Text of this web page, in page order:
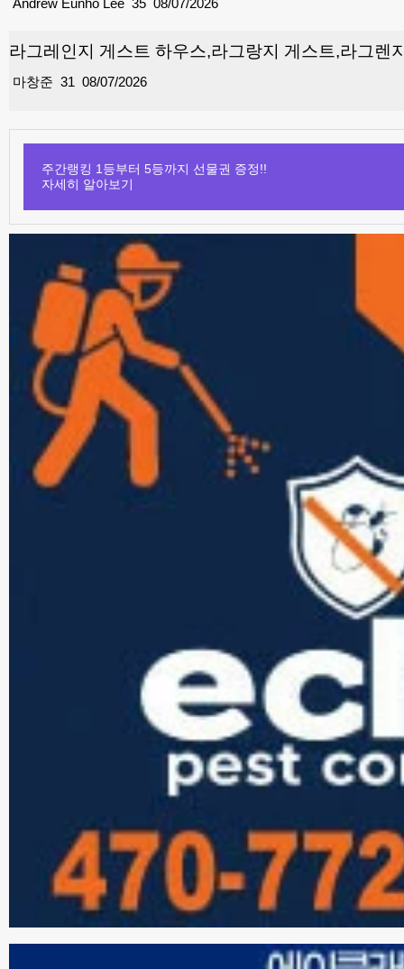
라그레인지 게스트 하우스,라그랑지 게스트,라그렌
31
마창준 08/07/2026
주간랭킹 1등부터 5등까지 선물권 증정!!
자세히 알아보기